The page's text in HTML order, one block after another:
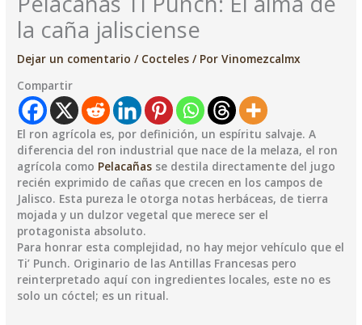
la caña jalisciense
Dejar un comentario / Cocteles / PorVinomezcalmx
Compartir
El ron agrícola es, por definición, un espíritu salvaje. A
diferencia del ron industrial que nace de la melaza, el ron
agrícola como Pelacañas se destila directamente del jugo
recién exprimido de cañas que crecen en los campos de
Jalisco. Esta pureza le otorga notas herbáceas, de tierra
mojada y un dulzor vegetal que merece ser el
protagonista absoluto.
​Para honrar esta complejidad, no hay mejor vehículo que el
Ti’ Punch. Originario de las Antillas Francesas pero
reinterpretado aquí con ingredientes locales, este no es
solo un cóctel; es un ritual.